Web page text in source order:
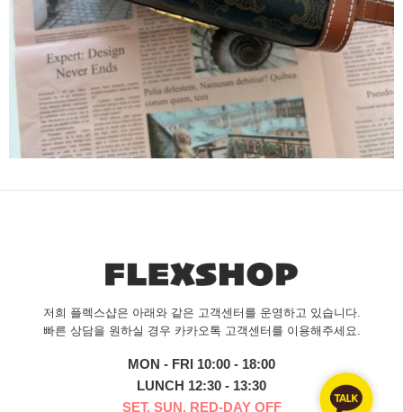
저희 플렉스샵은 아래와 같은 고객센터를 운영하고 있습니다.
빠른 상담을 원하실 경우 카카오톡 고객센터를 이용해주세요.
MON - FRI 10:00 - 18:00
LUNCH 12:30 - 13:30
SET, SUN, RED-DAY OFF